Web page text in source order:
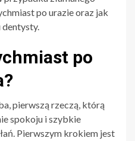
po urazie oraz jak
dentysty.
po
pierwszą rzeczą, którą
spokoju i szybkie
Pierwszym krokiem jest